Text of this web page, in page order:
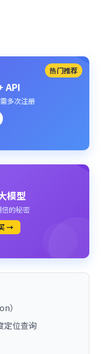
热门推荐
API
多次注册
模型
的秘密
→
）
定位查询